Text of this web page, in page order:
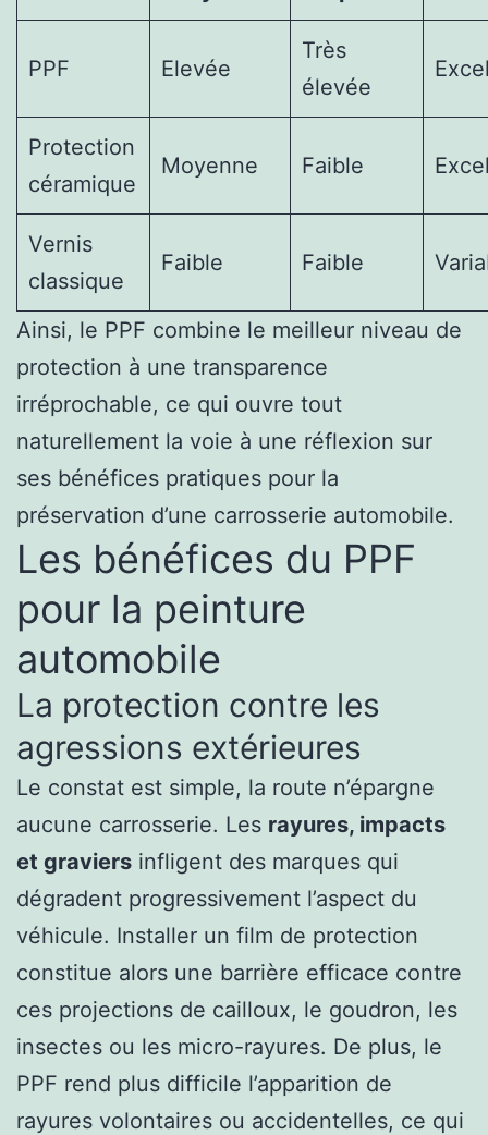
PPF Elevée
Très
élevée
Protection
céramique
Moyenne Faible
Vernis
classique
Faible Faible
Ainsi, le PPF combine le meilleur niveau de
protection à une transparence
irréprochable, ce qui ouvre tout
naturellement la voie à une réflexion sur
ses bénéfices pratiques pour la
préservation d’une carrosserie automobile.
Les bénéfices du PPF
pour la peinture
automobile
La protection contre les
agressions extérieures
Le constat est simple, la route n’épargne
aucune carrosserie. Les rayures, impacts
et graviers infligent des marques qui
dégradent progressivement l’aspect du
véhicule. Installer un film de protection
constitue alors une barrière efficace contre
ces projections de cailloux, le goudron, les
insectes ou les micro-rayures. De plus, le
PPF rend plus difficile l’apparition de
rayures volontaires ou accidentelles, ce qui